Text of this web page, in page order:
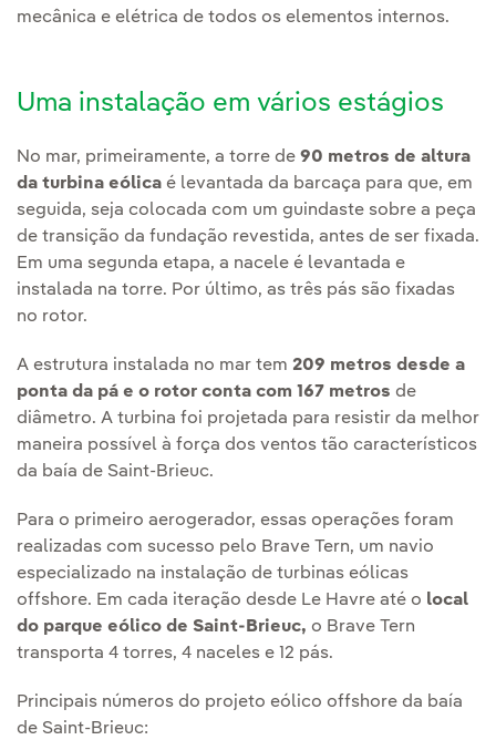
mecânica e elétrica de todos os elementos internos.
Uma instalação em vários estágios
No mar, primeiramente, a torre de 90 metros de altura
da turbina eólica é levantada da barcaça para que, em
seguida, seja colocada com um guindaste sobre a peça
de transição da fundação revestida, antes de ser fixada.
Em uma segunda etapa, a nacele é levantada e
instalada na torre. Por último, as três pás são fixadas
no rotor.
A estrutura instalada no mar tem 209 metros desde a
ponta da pá e o rotor conta com 167 metros de
diâmetro. A turbina foi projetada para resistir da melhor
maneira possível à força dos ventos tão característicos
da baía de Saint-Brieuc.
Para o primeiro aerogerador, essas operações foram
realizadas com sucesso pelo Brave Tern, um navio
especializado na instalação de turbinas eólicas
offshore. Em cada iteração desde Le Havre até o local
do parque eólico de Saint-Brieuc, o Brave Tern
transporta 4 torres, 4 naceles e 12 pás.
Principais números do projeto eólico offshore da baía
de Saint-Brieuc: